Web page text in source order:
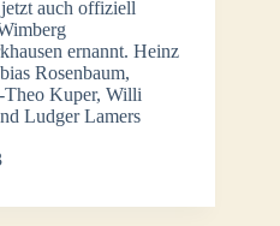
auch offiziell
ernannt. Heinz
Rosenbaum,
Theo Kuper, Willi
Ludger Lamers